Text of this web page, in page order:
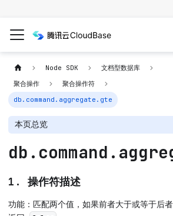
Node SDK
文档型数据库
聚合操作
聚合操作符
db.command.aggregate.gte
本页总览
1. 操作符描述
功能：匹配两个值，如果前者大于或等于后